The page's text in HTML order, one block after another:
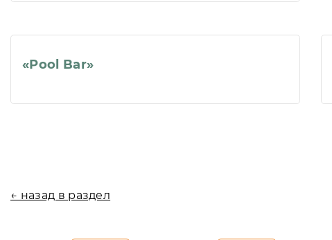
«Pool Bar»
← назад в раздел